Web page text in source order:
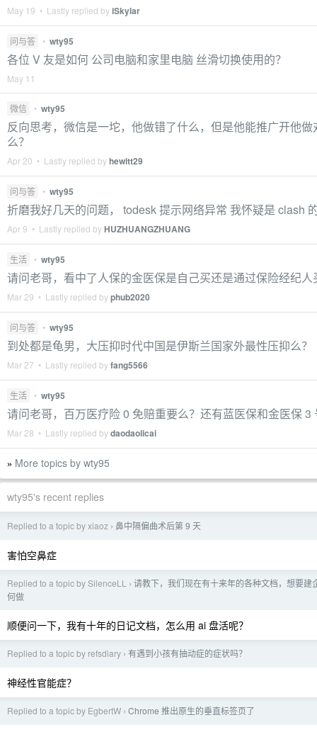
May 19 • Lastly replied byiSkylar
问与答 • wty95
各位 V 友是如何 公司电脑和家里电脑 丝滑切换使用的？
May 11
微信 • wty95
反向思考，微信是一坨，他做错了什么，但是他能推广开他做
么？
Apr 20 • Lastly replied byhewitt29
问与答 • wty95
折磨我好几天的问题， todesk 提示网络异常 我怀疑是 clash
Apr 9 • Lastly replied byHUZHUANGZHUANG
生活 • wty95
请问老哥，看中了人保的金医保是自己买还是通过保险经纪人
Mar 29 • Lastly replied byphub2020
问与答 • wty95
到处都是龟男，大压抑时代中国是伊斯兰国家外最性压抑么？
Mar 27 • Lastly replied byfang5566
生活 • wty95
请问老哥，百万医疗险 0 免赔重要么？还有蓝医保和金医保 3
Mar 28 • Lastly replied bydaodaolicai
» More topics by wty95
wty95's recent replies
Replied to a topic by xiaoz › 鼻中隔偏曲术后第 9 天
害怕空鼻症
Replied to a topic by SilenceLL › 请教下，我们现在有十来年的各种文档，想要建
何做
顺便问一下，我有十年的日记文档，怎么用 ai 盘活呢？
Replied to a topic by refsdiary › 有遇到小孩有抽动症的症状吗？
神经性官能症？
Replied to a topic by EgbertW › Chrome 推出原生的垂直标签页了